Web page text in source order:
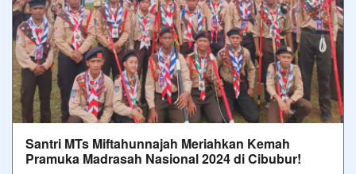
Santri MTs Miftahunnajah Meriahkan Kemah
Pramuka Madrasah Nasional 2024 di Cibubur!